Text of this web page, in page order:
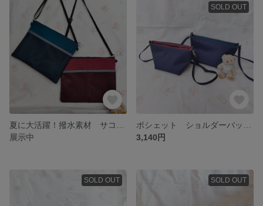
展示中
SOLD OUT
3,140円
SOLD OUT SOLD OUT